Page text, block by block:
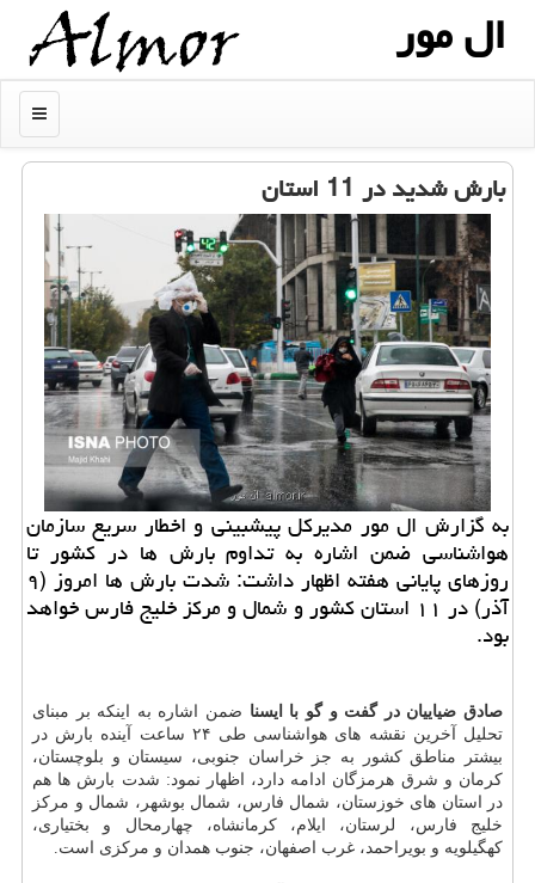
ال مور
منو
بارش شدید در 11 استان
به گزارش ال مور مدیركل پیشبینی و اخطار سریع سازمان
هواشناسی ضمن اشاره به تداوم بارش ها در كشور تا
روزهای پایانی هفته اظهار داشت: شدت بارش ها امروز (۹
آذر) در ۱۱ استان كشور و شمال و مركز خلیج فارس خواهد
بود.
صادق ضیاییان در گفت و گو با ایسنا ضمن اشاره به اینکه بر مبنای
تحلیل آخرین نقشه های هواشناسی طی ۲۴ ساعت آینده بارش در
بیشتر مناطق کشور به جز خراسان جنوبی، سیستان و بلوچستان،
کرمان و شرق هرمزگان ادامه دارد، اظهار نمود: شدت بارش ها هم
در استان های خوزستان، شمال فارس، شمال بوشهر، شمال و مرکز
خلیج فارس، لرستان، ایلام، کرمانشاه، چهارمحال و بختیاری،
کهگیلویه و بویراحمد، غرب اصفهان، جنوب همدان و مرکزی است.